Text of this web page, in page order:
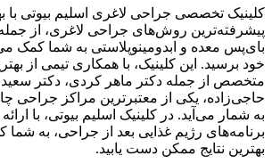
کلینیک تخصصی جراحی لاغری اسلیم بیوتی با
پیشرفته‌ترین روش‌های جراحی لاغری، از
بای‌پس معده و ابدومینوپلاستی به شما کمک
خود برسید. این کلینیک، با همکاری تیمی از
متخصص از جمله دکتر ماهر کردی، دکتر سعید
حاجی‌زاده، یکی از معتبرترین مراکز جراحی
به شمار می‌آید. در کلینیک اسلیم بیوتی، با
برنامه‌های رژیم غذایی بعد از جراحی، به شما
بهترین نتایج ممکن دست یابید.